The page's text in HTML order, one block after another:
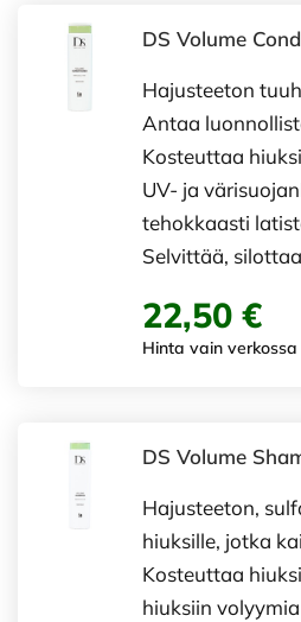
DS Volume
Hajusteeton
Antaa
Kosteuttaa
UV- ja
tehokkaasti
Selvittää,
22,50 €
Hinta vain verkossa
DS Volume
Hajusteeton,
hiuksille, jotka
Kosteuttaa
hiuksiin